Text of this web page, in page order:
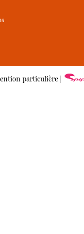
particulière |